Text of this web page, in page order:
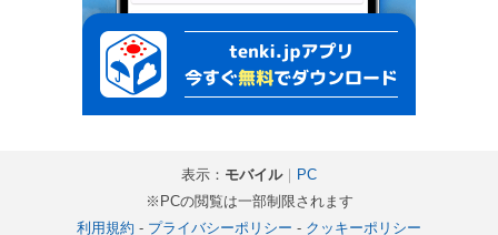
表示： モバイル｜ PC
※PCの閲覧は一部制限されます
利用規約 - プライバシーポリシー - クッキーポリシー